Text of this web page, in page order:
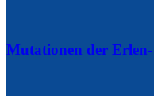
Mutationen der